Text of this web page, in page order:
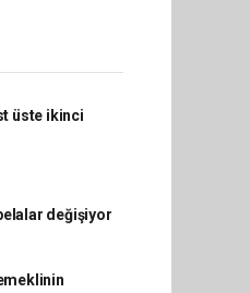
üste ikinci
değişiyor